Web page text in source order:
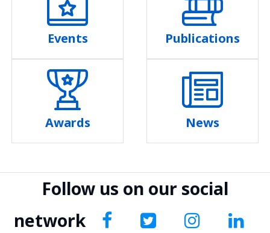
Events Publications
Awards News
Follow us on our social
network